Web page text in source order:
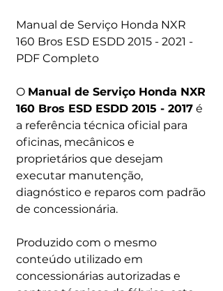
Manual de Serviço Honda NXR
160 Bros ESD ESDD 2015 - 2021 -
PDF Completo
O Manual de Serviço Honda NXR
160 Bros ESD ESDD 2015 - 2017 é
a referência técnica oficial para
oficinas, mecânicos e
proprietários que desejam
executar manutenção,
diagnóstico e reparos com padrão
de concessionária.
Produzido com o mesmo
conteúdo utilizado em
concessionárias autorizadas e